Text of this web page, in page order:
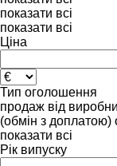
показати всі
показати всі
Ціна
Тип оголошення
продаж від
(обмін з доплатою)
показати всі
Рік випуску